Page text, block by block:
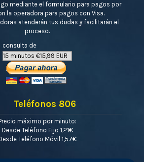
mediante el formulario para pagos por
la operadora para pagos con Visa.
atenderán tus dudas y facilitarán el
proceso.
consulta de
Teléfonos 806
máximo por minuto:
Desde Teléfono Fijo 1,21€
Teléfono Móvil 1,57€